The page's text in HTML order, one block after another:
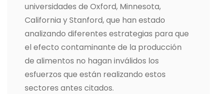
universidades de Oxford, Minnesota,
California y Stanford, que han estado
analizando diferentes estrategias para que
el efecto contaminante de la producción
de alimentos no hagan inválidos los
esfuerzos que están realizando estos
sectores antes citados.